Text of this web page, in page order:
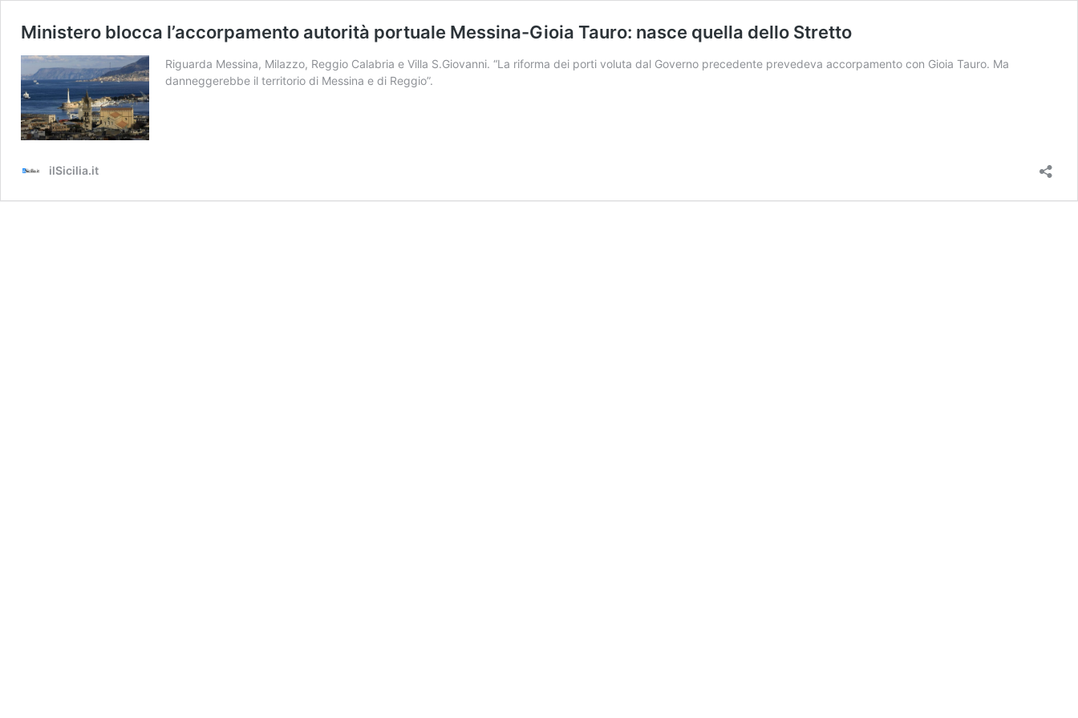
Ministero blocca l’accorpamento autorità portuale Messina-Gioia Tauro: nasce quella dello Stretto
Riguarda Messina, Milazzo, Reggio Calabria e Villa S.Giovanni. “La riforma dei porti voluta dal Governo precedente prevedeva accorpamento con Gioia Tauro. Ma
danneggerebbe il territorio di Messina e di Reggio”.
ilSicilia.it